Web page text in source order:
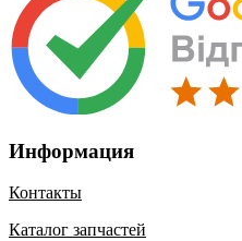
Информация
Контакты
Каталог запчастей